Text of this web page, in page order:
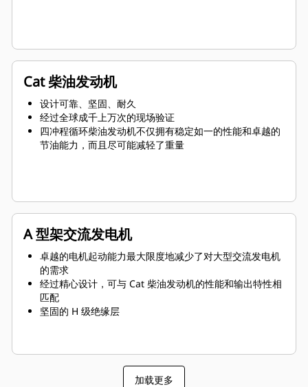
Cat 柴油发动机
设计可靠、坚固、耐久
经过全球成千上万次的现场验证
四冲程循环柴油发动机不仅拥有稳定如一的性能和卓越的
节油能力，而且尽可能减轻了重量
A 型架交流发电机
卓越的电机起动能力最大限度地减少了对大型交流发电机
的需求
经过精心设计，可与 Cat 柴油发动机的性能和输出特性相
匹配
坚固的 H 级绝缘层
加载更多